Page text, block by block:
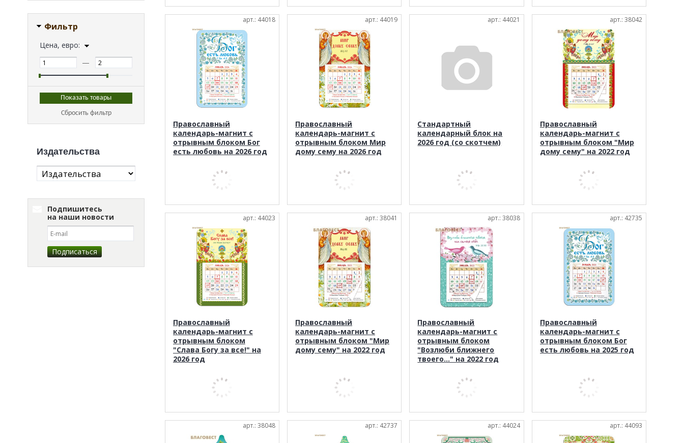
Фильтр
Цена, евро:
—
Сбросить фильтр
Издательства
Подпишитесь
на наши новости
арт.: 44018
Православный
календарь-магнит с
отрывным блоком Бог
есть любовь на 2026 год
арт.: 44019
Православный
календарь-магнит с
отрывным блоком Мир
дому сему на 2026 год
арт.: 44021
Стандартный
календарный блок на
2026 год (со скотчем)
арт.: 38042
Православный
календарь-магнит с
отрывным блоком "Мир
дому сему" на 2022 год
арт.: 44023
Православный
календарь-магнит с
отрывным блоком
"Слава Богу за все!" на
2026 год
арт.: 38041
Православный
календарь-магнит с
отрывным блоком "Мир
дому сему" на 2022 год
арт.: 38038
Православный
календарь-магнит с
отрывным блоком
"Возлюби ближнего
твоего..." на 2022 год
арт.: 42735
Православный
календарь-магнит с
отрывным блоком Бог
есть любовь на 2025 год
арт.: 38048 арт.: 42737 арт.: 44024 арт.: 44093